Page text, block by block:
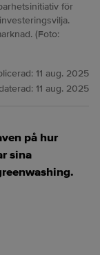
för
(Foto:
11 aug. 2025
11 aug. 2025
på hur
sina